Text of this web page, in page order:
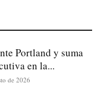
Portland y suma
en la...
de 2026